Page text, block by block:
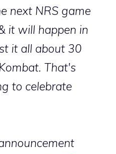
next NRS game
it will happen in
it all about 30
That's
to celebrate